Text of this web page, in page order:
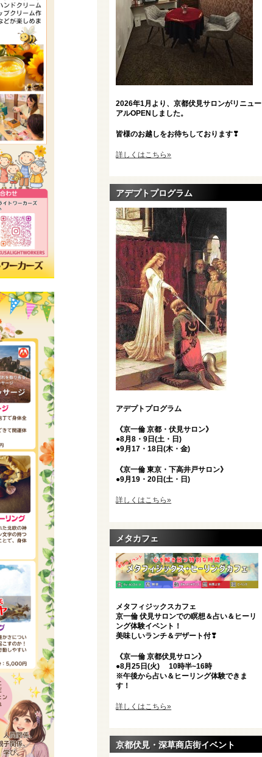
2026年1月より、京都伏見サロンがリニュー
アルOPENしました。
皆様のお越しをお待ちしております❣
詳しくはこちら»
アデプトプログラム
アデプトプログラム
《京一倫 京都・伏見サロン》
●8月8・9日(土・日)
●9月17・18日(木・金)
《京一倫 東京・下高井戸サロン》
●9月19・20日(土・日)
詳しくはこちら»
メタカフェ
メタフィジックスカフェ
京一倫 伏見サロンでの瞑想＆占い＆ヒーリ
ング体験イベント！
美味しいランチ＆デザート付❣
《京一倫 京都伏見サロン》
●8月25日(火) 10時半~16時
※午後から占い＆ヒーリング体験できま
す！
詳しくはこちら»
京都伏見・深草商店街イベント